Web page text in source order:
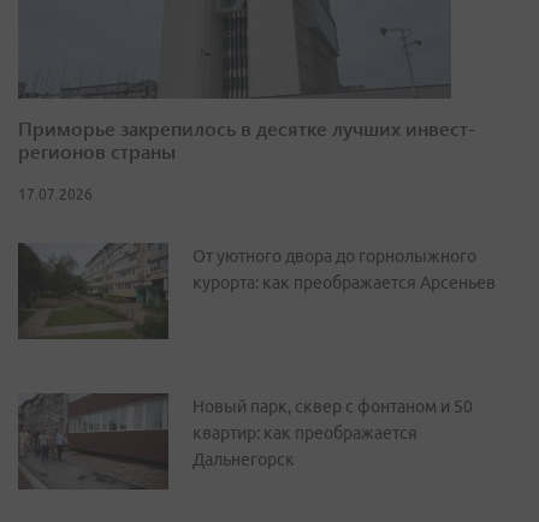
Приморье закрепилось в десятке лучших инвест-
регионов страны
17.07.2026
От уютного двора до горнолыжного
курорта: как преображается Арсеньев
Новый парк, сквер с фонтаном и 50
квартир: как преображается
Дальнегорск